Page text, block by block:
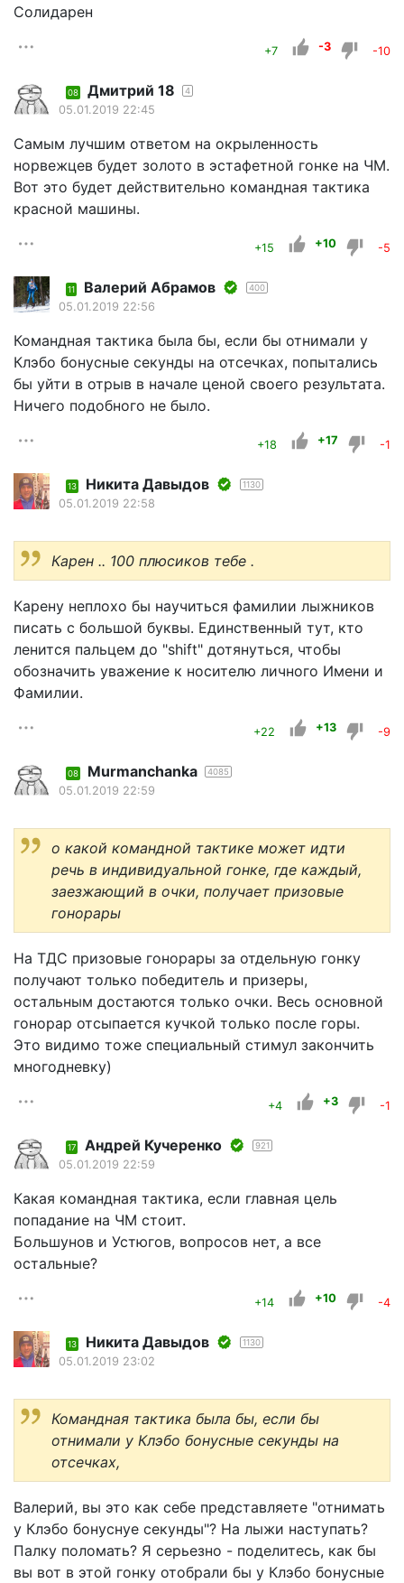
Солидарен
+7 -3 -10
08 Дмитрий 18 4
05.01.2019 22:45
Самым лучшим ответом на окрыленность
норвежцев будет золото в эстафетной гонке на ЧМ.
Вот это будет действительно командная тактика
красной машины.
+15 +10 -5
11 Валерий Абрамов 400
05.01.2019 22:56
Командная тактика была бы, если бы отнимали у
Клэбо бонусные секунды на отсечках, попытались
бы уйти в отрыв в начале ценой своего результата.
Ничего подобного не было.
+18 +17 -1
13 Никита Давыдов 1130
05.01.2019 22:58
Карен .. 100 плюсиков тебе .
Карену неплохо бы научиться фамилии лыжников
писать с большой буквы. Единственный тут, кто
ленится пальцем до "shift" дотянуться, чтобы
обозначить уважение к носителю личного Имени и
Фамилии.
+22 +13 -9
08 Murmanchanka 4085
05.01.2019 22:59
о какой командной тактике может идти
речь в индивидуальной гонке, где каждый,
заезжающий в очки, получает призовые
гонорары
На ТДС призовые гонорары за отдельную гонку
получают только победитель и призеры,
остальным достаются только очки. Весь основной
гонорар отсыпается кучкой только после горы.
Это видимо тоже специальный стимул закончить
многодневку)
+4 +3 -1
17 Андрей Кучеренко 921
05.01.2019 22:59
Какая командная тактика, если главная цель
попадание на ЧМ стоит.
Большунов и Устюгов, вопросов нет, а все
остальные?
+14 +10 -4
13 Никита Давыдов 1130
05.01.2019 23:02
Командная тактика была бы, если бы
отнимали у Клэбо бонусные секунды на
отсечках,
Валерий, вы это как себе представляете "отнимать
у Клэбо бонуснуе секунды"? На лыжи наступать?
Палку поломать? Я серьезно - поделитесь, как бы
вы вот в этой гонку отобрали бы у Клэбо бонусные